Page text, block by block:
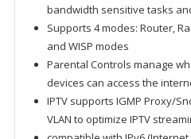
bandwidth sensitive tasks
Supports 4 modes: Router,
and WISP modes
Parental Controls manage
devices can access the
IPTV supports IGMP Proxy/
VLAN to optimize IPTV